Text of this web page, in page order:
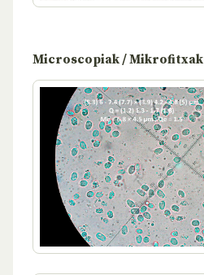
Microscopiak / Mikrofitxak